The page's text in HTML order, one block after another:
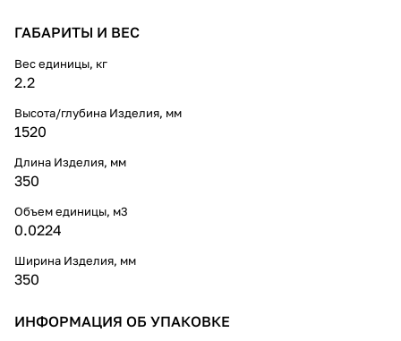
ГАБАРИТЫ И ВЕС
Вес единицы, кг
2.2
Высота/глубина Изделия, мм
1520
Длина Изделия, мм
350
Объем единицы, м3
0.0224
Ширина Изделия, мм
350
ИНФОРМАЦИЯ ОБ УПАКОВКЕ